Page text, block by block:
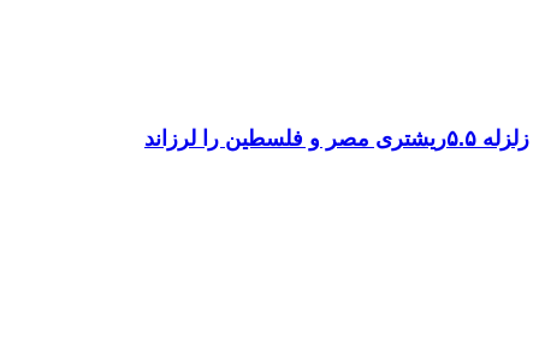
زلزله ۵.۵ریشتری مصر و فلسطین را لرزاند